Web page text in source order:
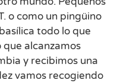
o como un pingüino
todo lo que
alcanzamos
y recibimos una
vamos recogiendo